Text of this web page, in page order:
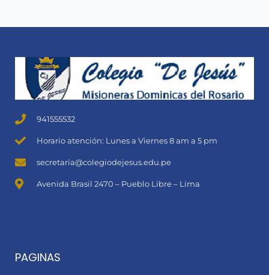
941555532
Horario atención: Lunes a Viernes 8 am a 5 pm
secretaria@colegiodejesus.edu.pe
Avenida Brasil 2470 – Pueblo Libre – Lima
PAGINAS